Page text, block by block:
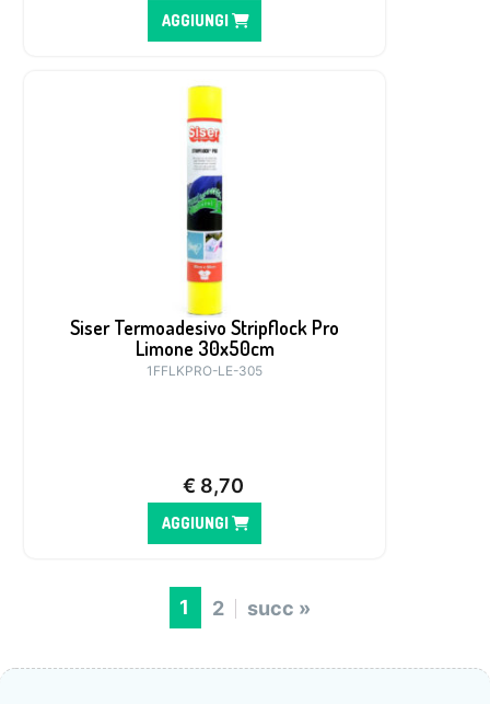
AGGIUNGI
Siser Termoadesivo Stripflock Pro
Limone 30x50cm
1FFLKPRO-LE-305
€ 8,70
AGGIUNGI
1 2 succ »